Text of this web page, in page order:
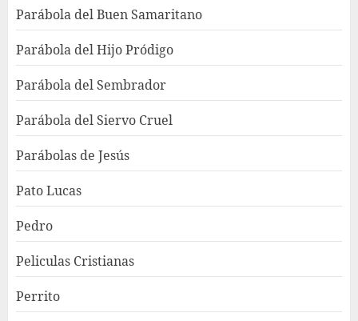
Parábola del Buen Samaritano
Parábola del Hijo Pródigo
Parábola del Sembrador
Parábola del Siervo Cruel
Parábolas de Jesús
Pato Lucas
Pedro
Peliculas Cristianas
Perrito